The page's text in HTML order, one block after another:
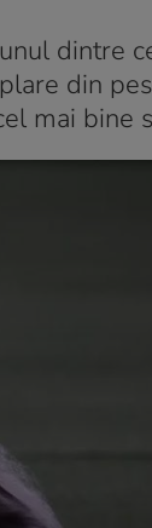
dintre
din
mai bine